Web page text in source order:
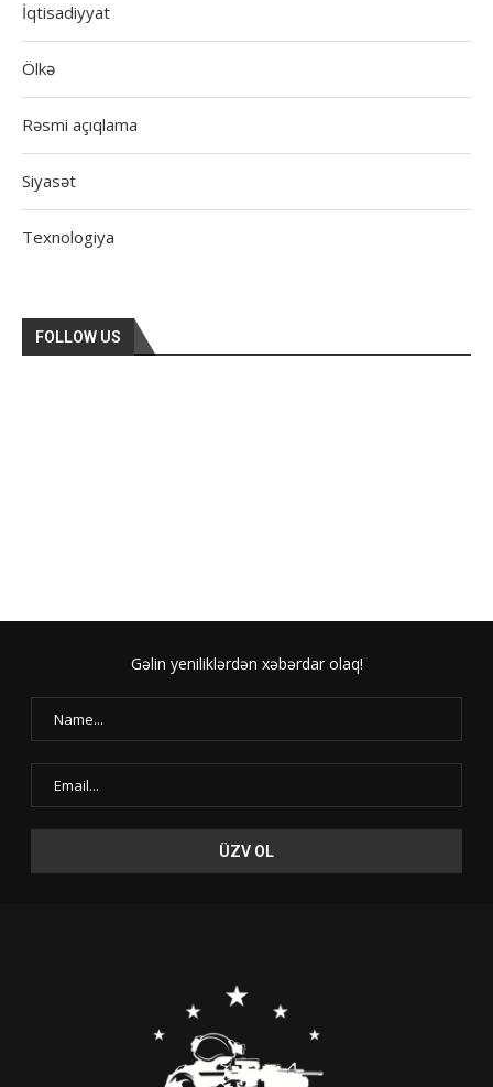
İqtisadiyyat
Ölkə
Rəsmi açıqlama
Siyasət
Texnologiya
FOLLOW US
Gəlin yeniliklərdən xəbərdar olaq!